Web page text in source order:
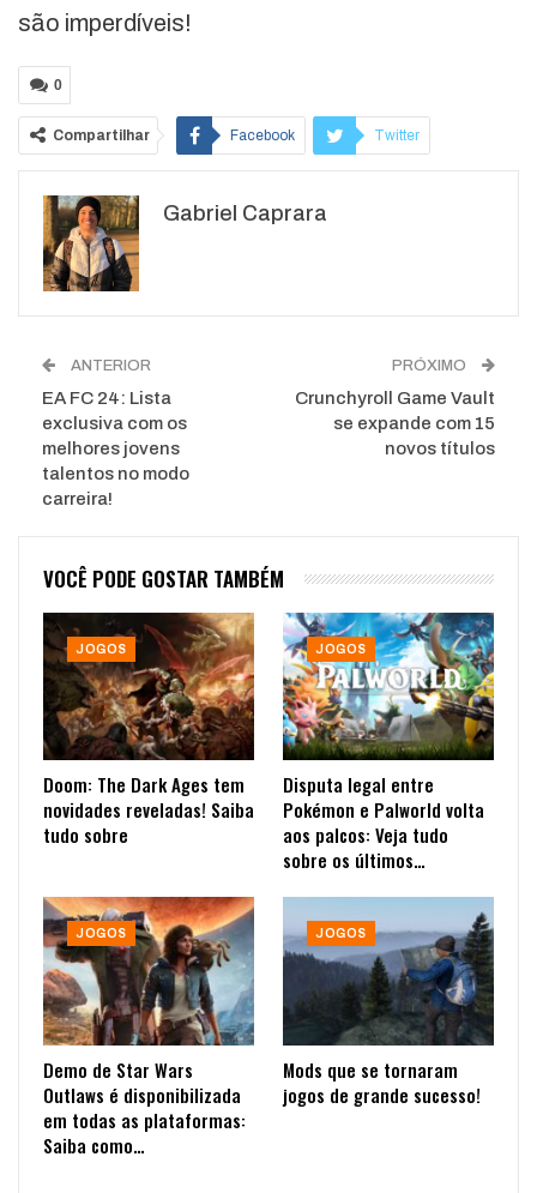
são imperdíveis!
0
Compartilhar Facebook Twitter
WhatsApp
Gabriel Caprara
ANTERIOR
EA FC 24: Lista
exclusiva com os
melhores jovens
talentos no modo
carreira!
PRÓXIMO
Crunchyroll Game Vault
se expande com 15
novos títulos
VOCÊ PODE GOSTAR TAMBÉM
JOGOS
Doom: The Dark Ages tem
novidades reveladas! Saiba
tudo sobre
JOGOS
Disputa legal entre
Pokémon e Palworld volta
aos palcos: Veja tudo
sobre os últimos…
JOGOS
Demo de Star Wars
Outlaws é disponibilizada
em todas as plataformas:
Saiba como…
JOGOS
Mods que se tornaram
jogos de grande sucesso!